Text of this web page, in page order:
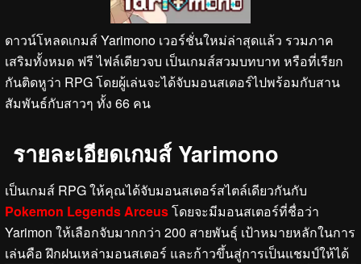
ดาวน์โหลดเกมส์ Yarimono เวอร์ชั่นใหม่ล่าสุดแล้ว รวมภาค
เสริมทั้งหมด ฟรี ไฟล์เดียวจบ เป็นเกมส์สวมบทบาท หรือที่เรียก
กันติดหูว่า RPG โดยผู้เล่นจะได้จับมอนสเตอร์ไปพร้อมกับสาน
สัมพันธ์กับสาวๆ ทั้ง 66 คน
รายละเอียดเกมส์ Yarimono
เป็นเกมส์ RPG ให้คุณได้จับมอนสเตอร์สไตล์เดียวกันกับ
Pokemon Legends Arceusโดยจะมีมอนสเตอร์ที่ชื่อว่า
Yarimon ให้เลือกจับมากกว่า 200 สายพันธุ์ เป้าหมายหลักในการ
เล่นคือ ฝึกฝนเหล่ามอนสเตอร์ และก้าวขึ้นสู่การเป็นแชมป์ให้ได้